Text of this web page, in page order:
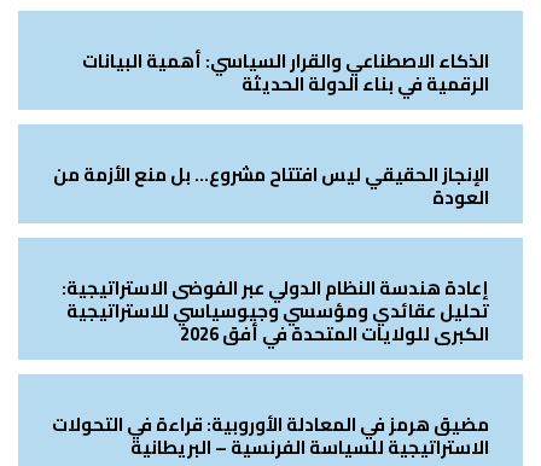
الذكاء الاصطناعي والقرار السياسي: أهمية البيانات
الرقمية في بناء الدولة الحديثة
الإنجاز الحقيقي ليس افتتاح مشروع… بل منع الأزمة من
العودة
إعادة هندسة النظام الدولي عبر الفوضى الاستراتيجية:
تحليل عقائدي ومؤسسي وجيوسياسي للاستراتيجية
الكبرى للولايات المتحدة في أفق 2026
مضيق هرمز في المعادلة الأوروبية: قراءة في التحولات
الاستراتيجية للسياسة الفرنسية – البريطانية